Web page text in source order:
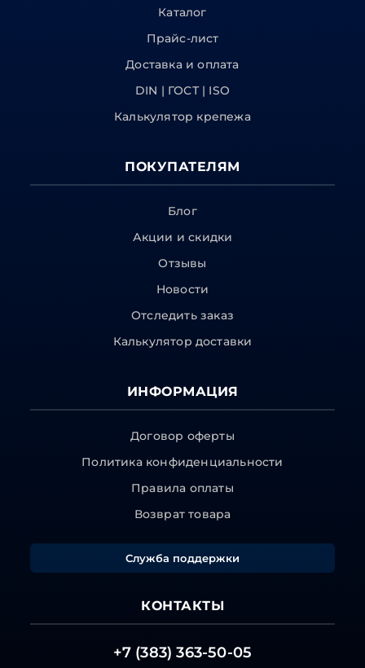
Каталог
Прайс-лист
Доставка и оплата
DIN | ГОСТ | ISO
Калькулятор крепежа
ПОКУПАТЕЛЯМ
Блог
Акции и скидки
Отзывы
Новости
Отследить заказ
Калькулятор доставки
ИНФОРМАЦИЯ
Договор оферты
Политика конфиденциальности
Правила оплаты
Возврат товара
Служба поддержки
КОНТАКТЫ
+7 (383) 363-50-05